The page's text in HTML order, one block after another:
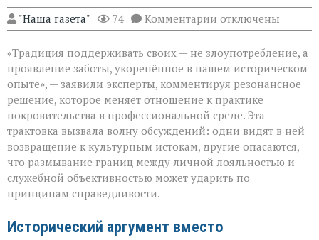
"Наша газета" 74 Комментарии к
записи
не
только
но
и
пропуск?» — о
новом
взгляде
на
кумовство
отключены
«Традиция поддерживать своих — не злоупотребление, а
проявление заботы, укоренённое в нашем историческом
опыте», — заявили эксперты, комментируя резонансное
решение, которое меняет отношение к практике
покровительства в профессиональной среде. Эта
трактовка вызвала волну обсуждений: одни видят в ней
возвращение к культурным истокам, другие опасаются,
что размывание границ между личной лояльностью и
служебной объективностью может ударить по
принципам справедливости.
Исторический аргумент вместо